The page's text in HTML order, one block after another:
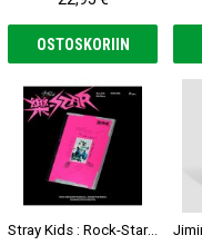
OSTOSKORIIN
Stray Kids : Rock-Star CD (Rock Ver.)